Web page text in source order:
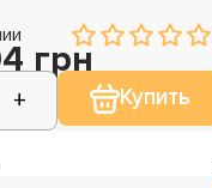
грн
Купить